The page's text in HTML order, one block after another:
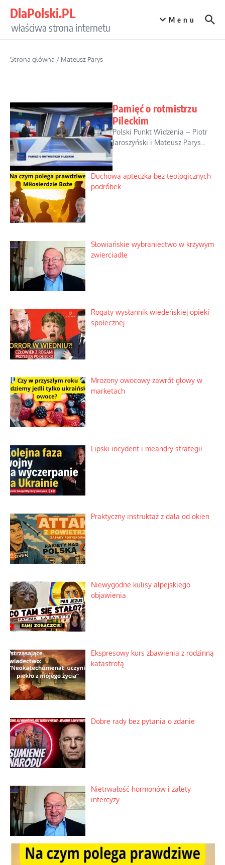
DlaPolski.PL
właściwa strona internetu
Menu
Strona główna / Mateusz Parys
Pamięć o rotmistrzu
Pileckim
Polski Punkt Widzenia – Piotr
Jaroszyński i Mateusz Parys...
Duchowa apteczka bez teologicznych
podróbek
Słowiańskie wybraniectwo w krzywym
zwierciadle
Rogaty wysłannik wiedeńskiej opieki
społecznej
Mrożony owocowy zawrót głowy w
marketach
Lipski incydent i meandry strategii
Praktyczny instruktaż z dala od okien
Niewygodne kulisy alpejskiego
objawienia
Ekspresowy kurs zbawienia z rodzinną
katastrofą
Dobre rady bez pytania o zdanie
Nietrwałość hormonów i zalety
intercyzy